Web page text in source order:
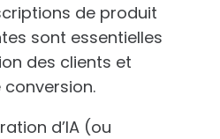
de produit
sont essentielles
des clients et
d’IA (ou